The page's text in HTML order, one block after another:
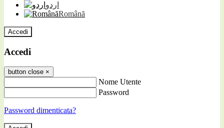
اردو
Română
Accedi
Accedi
button close ×
Nome Utente
Password
Password dimenticata?